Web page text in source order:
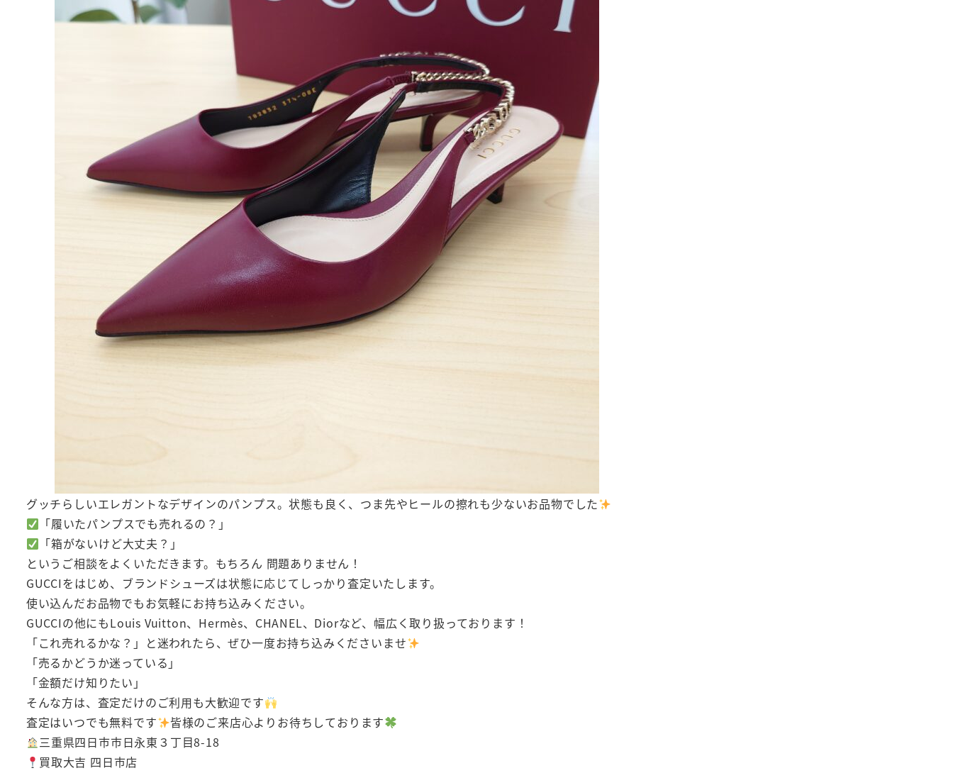
グッチらしいエレガントなデザインのパンプス。状態も良く、つま先やヒールの擦れも少ないお品物でした
「履いたパンプスでも売れるの？」
「箱がないけど大丈夫？」
というご相談をよくいただきます。もちろん 問題ありません！
GUCCIをはじめ、ブランドシューズは状態に応じてしっかり査定いたします。
使い込んだお品物でもお気軽にお持ち込みください。
GUCCIの他にもLouis Vuitton、Hermès、CHANEL、Diorなど、幅広く取り扱っております！
「これ売れるかな？」と迷われたら、ぜひ一度お持ち込みくださいませ
「売るかどうか迷っている」
「金額だけ知りたい」
そんな方は、査定だけのご利用も大歓迎です
査定はいつでも無料です
皆様のご来店心よりお待ちしております
三重県四日市市日永東３丁目8-18
買取大吉 四日市店